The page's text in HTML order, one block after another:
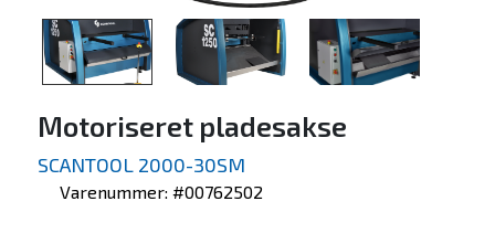
Motoriseret pladesakse
SCANTOOL 2000-30SM
Varenummer: #00762502